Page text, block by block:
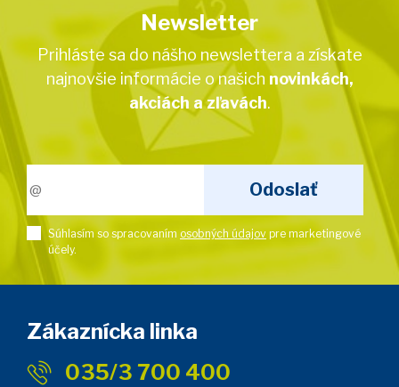
Newsletter
Prihláste sa do nášho newslettera a získate
najnovšie informácie o našich novinkách,
akciách a zľavách.
Súhlasím so spracovaním osobných údajov pre marketingové
účely.
Zákaznícka linka
035/3 700 400